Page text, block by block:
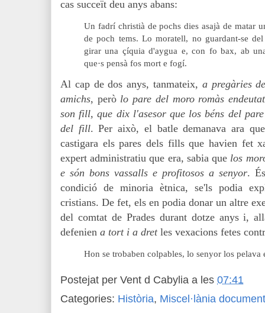
cas succeït deu anys abans:
Un fadrí christià de pochs dies asajà de matar
de poch tems. Lo moratell, no guardant-se
girar una çíquia d'aygua e, con fo bax, ab
que·s pensà fos mort e fogí.
Al cap de dos anys, tanmateix, a pregàries
amichs, però lo pare del moro romàs
son fill, que dix l'asesor que los béns del
del fill. Per això, el batle demanava ara
castigara els pares dels fills que havien fet
expert administratiu que era, sabia que los
e són bons vassalls e profitosos a senyor.
condició de minoria ètnica, se'ls podia
cristians. De fet, els en podia donar un altre
del comtat de Prades durant dotze anys i,
defenien a tort i a dretles vexacions fetes
Hon se trobaben colpables, lo senyor los pelava
Postejat per Vent d Cabylia a les 07:41
Categories: Història, Miscel·lània